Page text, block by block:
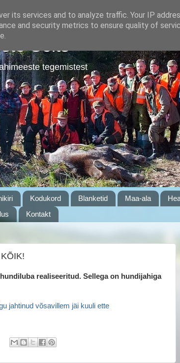
Selts
tegemistest
Kodukord Blanketid Maa-ala
Kontakt
realiseeritud. Sellega on hundijahiga
jahtinud võsavillem jäi kuuli ette
its services and to analyze traffic. Your IP
and security metrics to ensure quality of